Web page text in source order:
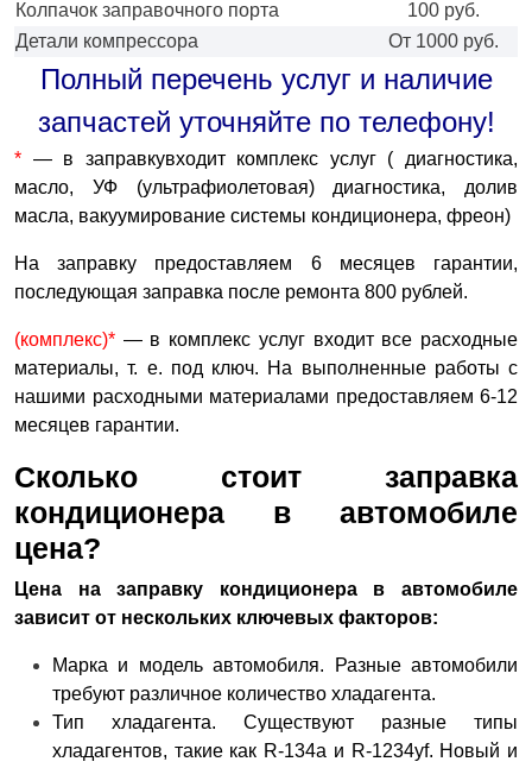
Колпачок заправочного порта
100 руб.
Детали компрессора
От 1000 руб.
Полный перечень услуг и наличие
запчастей уточняйте по телефону!
* — в заправкувходит комплекс услуг ( диагностика,
масло, УФ (ультрафиолетовая) диагностика, долив
масла, вакуумирование системы кондиционера, фреон)
На заправку предоставляем 6 месяцев гарантии,
последующая заправка после ремонта 800 рублей.
(комплекс)* — в комплекс услуг входит все расходные
материалы, т. е. под ключ. На выполненные работы с
нашими расходными материалами предоставляем 6-12
месяцев гарантии.
Сколько стоит заправка
кондиционера в автомобиле
цена?
Цена на заправку кондиционера в автомобиле
зависит от нескольких ключевых факторов:
Марка и модель автомобиля.
Разные автомобили
требуют различное количество хладагента.
Тип хладагента. Существуют разные типы
хладагентов, такие как R-134a и R-1234yf. Новый и